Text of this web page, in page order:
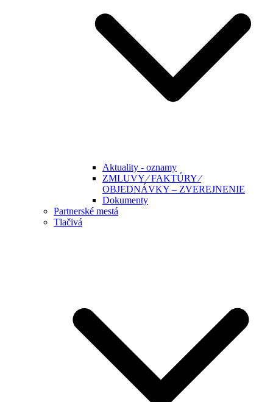
Aktuality - oznamy
ZMLUVY ⁄ FAKTÚRY ⁄
OBJEDNÁVKY – ZVEREJNENIE
Dokumenty
Partnerské mestá
Tlačivá